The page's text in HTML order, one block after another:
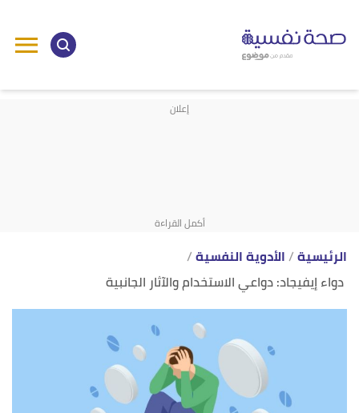
الرئيسية الأدوية النفسية
دواء إيفيجاد: دواعي الاستخدام والآثار الجانبية